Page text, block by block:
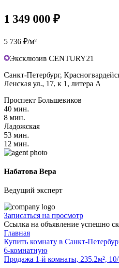
1 349 000 ₽
5 736 ₽/м²
Эксклюзив CENTURY21
Санкт-Петербург,
Ленская ул., 17, к 1, литера А
Проспект Большевиков
40 мин.
8 мин.
Ладожская
53 мин.
12 мин.
Набатова Вера
Ведущий эксперт
Записаться на просмотр
Ссылка на объявление успешно
Главная
Купить комнату в Санкт-
6-комнатную
Продажа 1-й комнаты, 235.2м²,